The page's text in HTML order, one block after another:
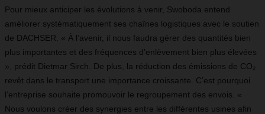
Pour mieux anticiper les évolutions à venir, Swoboda entend
améliorer systématiquement ses chaînes logistiques avec le soutien
de DACHSER. « À l’avenir, il nous faudra gérer des quantités bien
plus importantes et des fréquences d’enlèvement bien plus élevées
», prédit Dietmar Sirch. De plus, la réduction des émissions de CO₂
revêt dans le transport une importance croissante. C’est pourquoi
l’entreprise souhaite promouvoir le regroupement des envois. «
Nous voulons créer des synergies entre les différentes usines afin